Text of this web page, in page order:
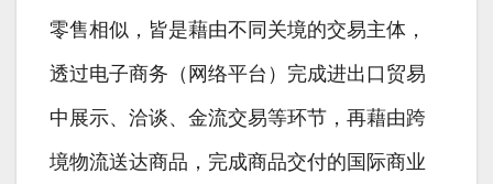
零售相似，皆是藉由不同关境的交易主体，
透过电子商务（网络平台）完成进出口贸易
中展示、洽谈、金流交易等环节，再藉由跨
境物流送达商品，完成商品交付的国际商业